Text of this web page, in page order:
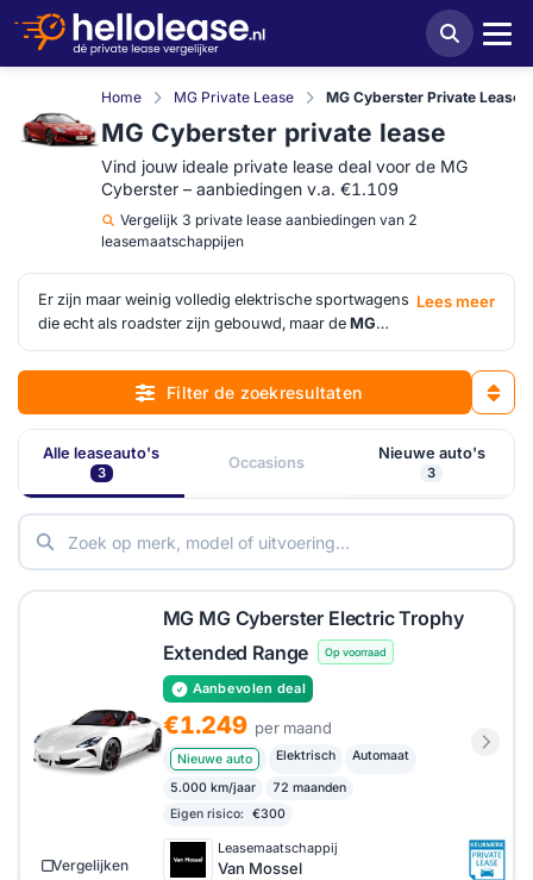
Home MG Private Lease MG Cyberster Private Lease
MG Cyberster private lease
Vind jouw ideale private lease deal voor de MG
Cyberster – aanbiedingen v.a. €1.109
Vergelijk 3 private lease aanbiedingen van 2
leasemaatschappijen
Er zijn maar weinig volledig elektrische sportwagens
die echt als roadster zijn gebouwd, maar de MG
Cybersteris er een. Deze tweezitter met afneembaar
dak markeert een koerswijziging voor MG: van
betaalbare alledaagse EV's naar een auto die
rijplezier centraal stelt. De vormgeving verwijst naar
de klassieke MG-roadsters maar vertaalt dat erfgoed
in een modern, uitgesproken design. De prestaties
zijn serieus te nemen en de rijeigenschappen zijn
afgestemd op mensen die daadwerkelijk willen rijden.
Wie MG Cyberster private leaseoverweegt, bevindt
leasemaatschappij te vergelijken.
Lees meer
Filter de zoekresultaten
Alle leaseauto's
3
Occasions Nieuwe auto's
3
MG MG Cyberster Electric Trophy
Extended Range
Op voorraad
Aanbevolen deal
€1.249 per maand
Nieuwe auto Elektrisch Automaat
5.000 km/jaar
72 maanden
Eigen risico:
€300
Leasemaatschappij
Van Mossel
Vergelijken